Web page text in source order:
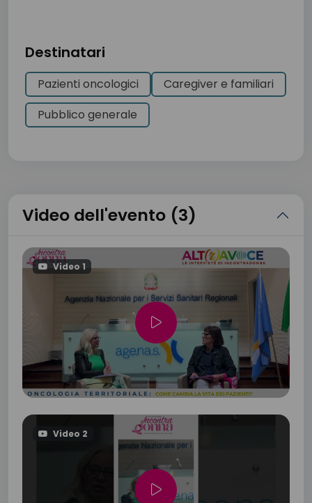
Destinatari
Pazienti oncologici
Caregiver e familiari
Pubblico generale
Video dell'evento (3)
Video 1
Video 2